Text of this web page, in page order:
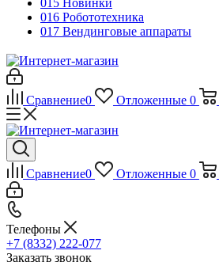
015 Новинки
016 Робототехника
017 Вендинговые аппараты
Сравнение0 Отложенные 0
Сравнение0 Отложенные 0
Телефоны
+7 (8332) 222-077
Заказать звонок